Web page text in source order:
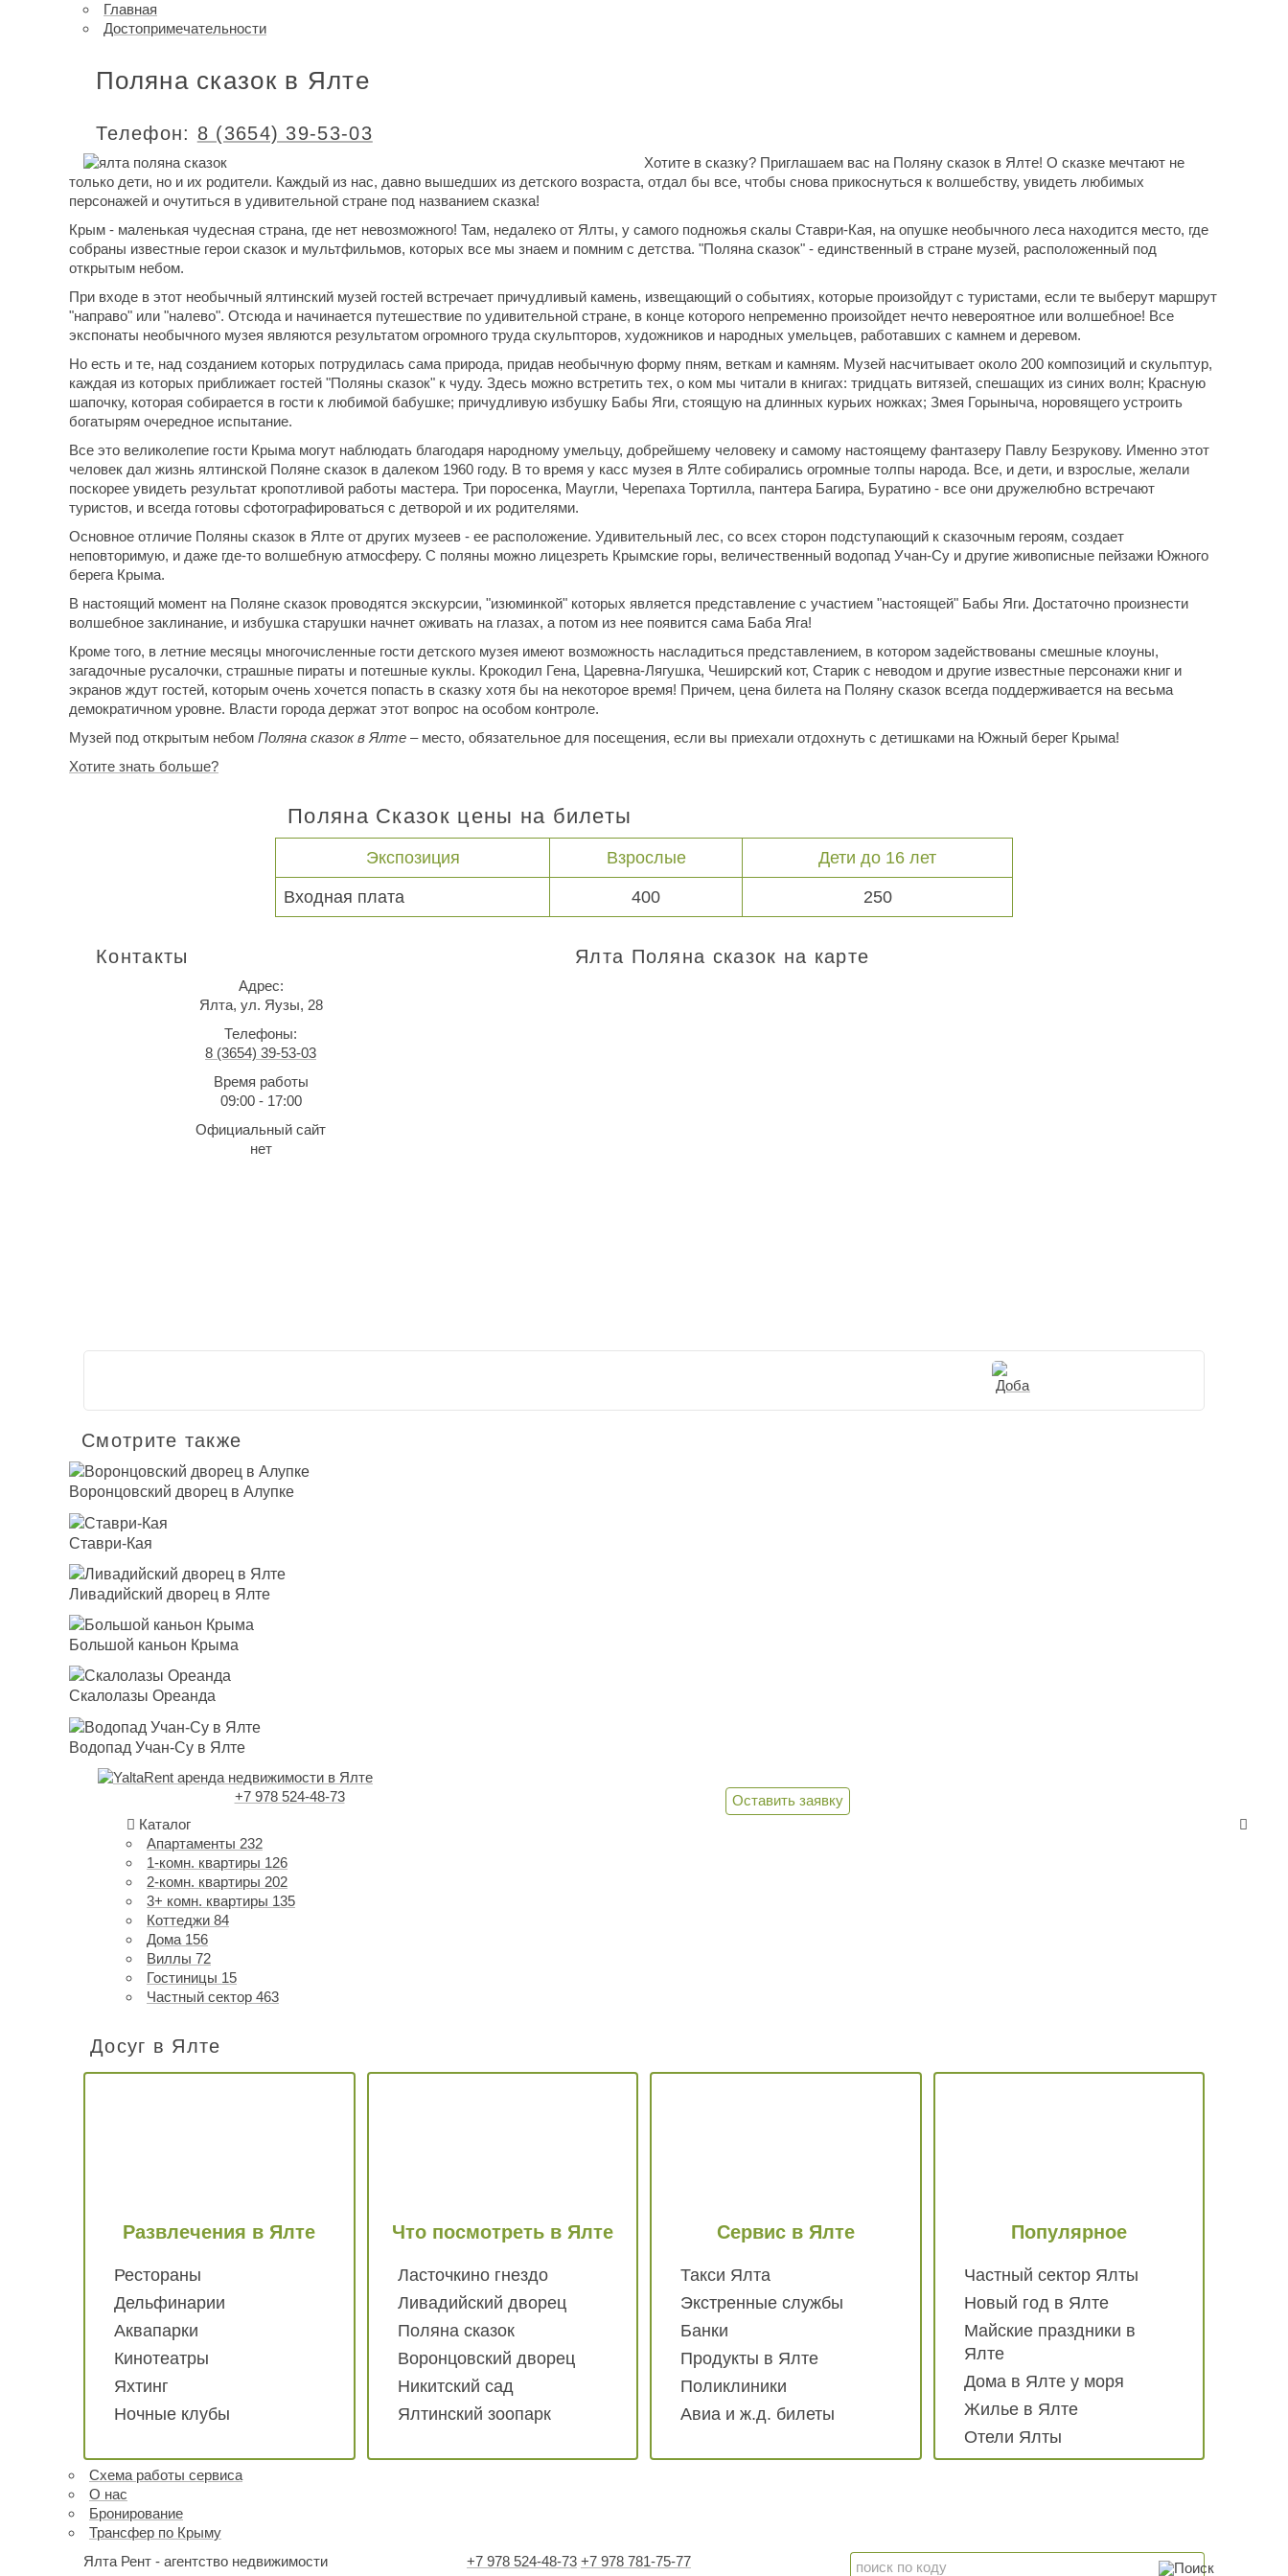
Главная
Достопримечательности
Поляна сказок в Ялте
Телефон: 8 (3654) 39-53-03
Хотите в сказку? Приглашаем вас на Поляну сказок в Ялте! О сказке мечтают не
только дети, но и их родители. Каждый из нас, давно вышедших из детского возраста, отдал бы все, чтобы снова прикоснуться к волшебству, увидеть любимых
персонажей и очутиться в удивительной стране под названием сказка!
Крым - маленькая чудесная страна, где нет невозможного! Там, недалеко от Ялты, у самого подножья скалы Ставри-Кая, на опушке необычного леса находится место, где
собраны известные герои сказок и мультфильмов, которых все мы знаем и помним с детства. "Поляна сказок" - единственный в стране музей, расположенный под
открытым небом.
При входе в этот необычный ялтинский музей гостей встречает причудливый камень, извещающий о событиях, которые произойдут с туристами, если те выберут маршрут
"направо" или "налево". Отсюда и начинается путешествие по удивительной стране, в конце которого непременно произойдет нечто невероятное или волшебное! Все
экспонаты необычного музея являются результатом огромного труда скульпторов, художников и народных умельцев, работавших с камнем и деревом.
Но есть и те, над созданием которых потрудилась сама природа, придав необычную форму пням, веткам и камням. Музей насчитывает около 200 композиций и скульптур,
каждая из которых приближает гостей "Поляны сказок" к чуду. Здесь можно встретить тех, о ком мы читали в книгах: тридцать витязей, спешащих из синих волн; Красную
шапочку, которая собирается в гости к любимой бабушке; причудливую избушку Бабы Яги, стоящую на длинных курьих ножках; Змея Горыныча, норовящего устроить
богатырям очередное испытание.
Все это великолепие гости Крыма могут наблюдать благодаря народному умельцу, добрейшему человеку и самому настоящему фантазеру Павлу Безрукову. Именно этот
человек дал жизнь ялтинской Поляне сказок в далеком 1960 году. В то время у касс музея в Ялте собирались огромные толпы народа. Все, и дети, и взрослые, желали
поскорее увидеть результат кропотливой работы мастера. Три поросенка, Маугли, Черепаха Тортилла, пантера Багира, Буратино - все они дружелюбно встречают
туристов, и всегда готовы сфотографироваться с детворой и их родителями.
Основное отличие Поляны сказок в Ялте от других музеев - ее расположение. Удивительный лес, со всех сторон подступающий к сказочным героям, создает
неповторимую, и даже где-то волшебную атмосферу. С поляны можно лицезреть Крымские горы, величественный водопад Учан-Су и другие живописные пейзажи Южного
берега Крыма.
В настоящий момент на Поляне сказок проводятся экскурсии, "изюминкой" которых является представление с участием "настоящей" Бабы Яги. Достаточно произнести
волшебное заклинание, и избушка старушки начнет оживать на глазах, а потом из нее появится сама Баба Яга!
Кроме того, в летние месяцы многочисленные гости детского музея имеют возможность насладиться представлением, в котором задействованы смешные клоуны,
загадочные русалочки, страшные пираты и потешные куклы. Крокодил Гена, Царевна-Лягушка, Чеширский кот, Старик с неводом и другие известные персонажи книг и
экранов ждут гостей, которым очень хочется попасть в сказку хотя бы на некоторое время! Причем, цена билета на Поляну сказок всегда поддерживается на весьма
демократичном уровне. Власти города держат этот вопрос на особом контроле.
Музей под открытым небом Поляна сказок в Ялте – место, обязательное для посещения, если вы приехали отдохнуть с детишками на Южный берег Крыма!
Хотите знать больше?
Поляна Сказок цены на билеты
Экспозиция Взрослые Дети до 16 лет
Входная плата 400 250
Контакты
Адрес:
Ялта, ул. Яузы, 28
Телефоны:
8 (3654) 39-53-03
Время работы
09:00 - 17:00
Официальный сайт
нет
Ялта Поляна сказок на карте
Смотрите также
Воронцовский дворец в Алупке
Ставри-Кая
Ливадийский дворец в Ялте
Большой каньон Крыма
Скалолазы Ореанда
Водопад Учан-Су в Ялте
+7 978 524-48-73
Оставить заявку
Каталог
Апартаменты 232
1-комн. квартиры 126
2-комн. квартиры 202
3+ комн. квартиры 135
Коттеджи 84
Дома 156
Виллы 72
Гостиницы 15
Частный сектор 463
Досуг в Ялте
Развлечения в Ялте
Рестораны
Дельфинарии
Аквапарки
Кинотеатры
Яхтинг
Ночные клубы
Что посмотреть в Ялте
Ласточкино гнездо
Ливадийский дворец
Поляна сказок
Воронцовский дворец
Никитский сад
Ялтинский зоопарк
Сервис в Ялте
Такси Ялта
Экстренные службы
Банки
Продукты в Ялте
Поликлиники
Авиа и ж.д. билеты
Популярное
Частный сектор Ялты
Новый год в Ялте
Майские праздники в
Ялте
Дома в Ялте у моря
Жилье в Ялте
Отели Ялты
Схема работы сервиса
О нас
Бронирование
Трансфер по Крыму
Ялта Рент - агентство недвижимости
+7 978 524-48-73 +7 978 781-75-77